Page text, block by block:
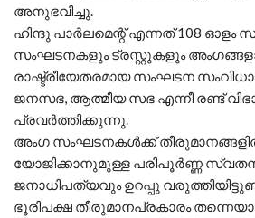
അനുഭവിച്ചു.
ഹിന്ദു പാർലമെന്റ് എന്നത് 108 ഓളം
സംഘടനകളും ട്രസ്റ്റുകളും
രാഷ്ട്രീയേതരമായ സംഘടന
ജനസഭ, ആത്മീയ സഭ എന്നീ രണ്ട്
പ്രവർത്തിക്കുന്നു.
അംഗ സംഘടനകൾക്ക്
യോജിക്കാനുമുള്ള പരിപൂർണ്ണ
ജനാധിപത്യവും ഉറപ്പു
ഭൂരിപക്ഷ തീരുമാനപ്രകാരം